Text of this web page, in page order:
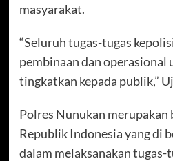
masyarakat.
“Seluruh tugas-tugas
pembinaan dan operasional
tingkatkan kepada publik,”
Polres Nunukan merupakan
Republik Indonesia yang di
dalam melaksanakan tugas-